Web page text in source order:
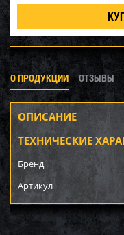
О ПРОДУКЦИИ ОТЗЫВЫ
ОПИСАНИЕ
ТЕХНИЧЕСКИЕ
Бренд
Артикул